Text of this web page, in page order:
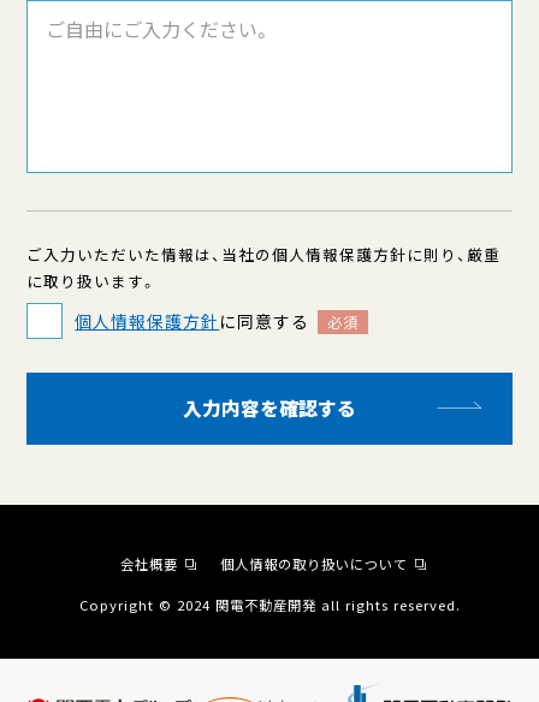
ご入力いただいた情報は、当社の個人情報保護方針に則り、厳重
に取り扱います。
個人情報保護方針 に同意する 必須
入力内容を確認する
会社概要 個人情報の取り扱いについて
Copyright © 2024 関電不動産開発 all rights reserved.